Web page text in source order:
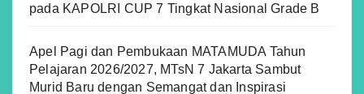
pada KAPOLRI CUP 7 Tingkat Nasional Grade B
Apel Pagi dan Pembukaan MATAMUDA Tahun
Pelajaran 2026/2027, MTsN 7 Jakarta Sambut
Murid Baru dengan Semangat dan Inspirasi